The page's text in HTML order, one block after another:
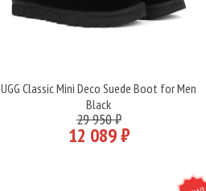
Подробнее
UGG Classic Mini Deco Suede Boot for Men
Black
29 950 ₽
12 089 ₽
NEW